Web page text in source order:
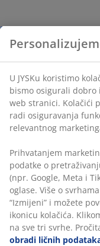
U JYSKu koristimo
bismo osigurali dobro
web stranici. Kolačići
radi osiguravanja
relevantnog
Prihvatanjem
podatke o
(npr. Google, Meta i
oglase. Više o
“Izmijeni” i možete
ikonicu kolačića.
na sve tri svrhe.
obradi ličnih